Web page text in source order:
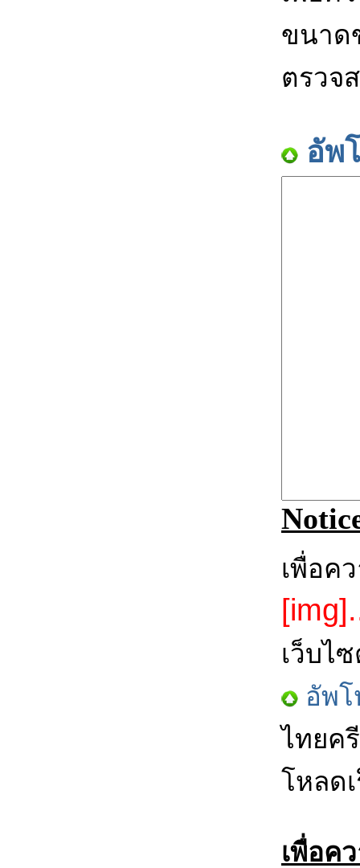
ขนาด
ตรวจ
อัพ
เพื่อค
เว็บไ
อัพ
ไทยค
โหลด
เพื่อค